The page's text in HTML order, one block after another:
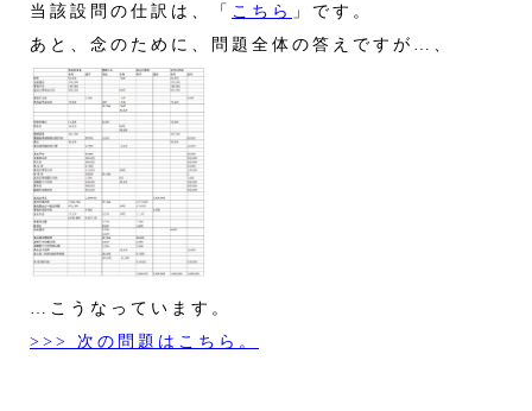
当該設問の仕訳は、「 こちら
」です。
あと、念のために、問題全体の答えですが…、
…こうなっています。
>>> 次の問題はこちら。